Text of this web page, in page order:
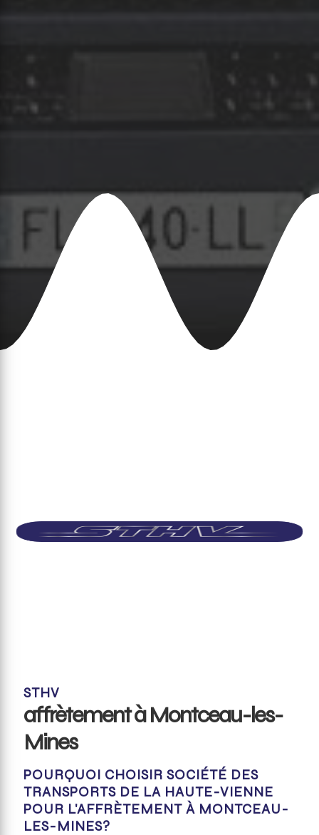
STHV
affrètement à Montceau-les-
Mines
POURQUOI CHOISIR SOCIÉTÉ DES
TRANSPORTS DE LA HAUTE-VIENNE
POUR L'AFFRÈTEMENT À MONTCEAU-
LES-MINES?